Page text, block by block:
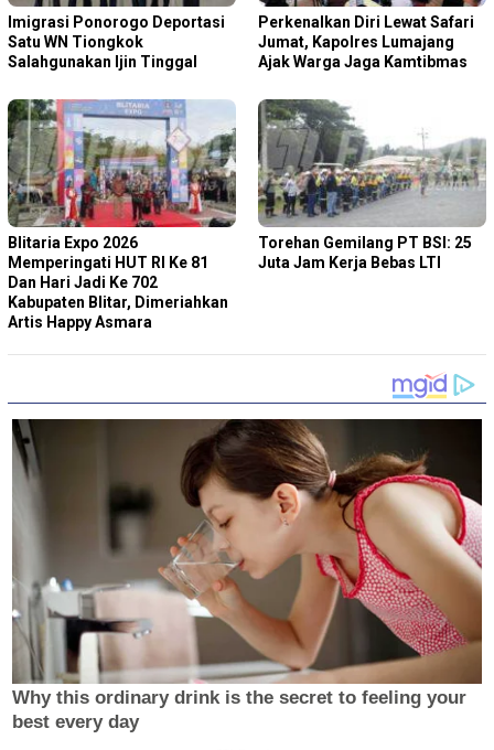
Imigrasi Ponorogo Deportasi
Satu WN Tiongkok
Salahgunakan Ijin Tinggal
Perkenalkan Diri Lewat Safari
Jumat, Kapolres Lumajang
Ajak Warga Jaga Kamtibmas
Blitaria Expo 2026
Memperingati HUT RI Ke 81
Dan Hari Jadi Ke 702
Kabupaten Blitar, Dimeriahkan
Artis Happy Asmara
Torehan Gemilang PT BSI: 25
Juta Jam Kerja Bebas LTI